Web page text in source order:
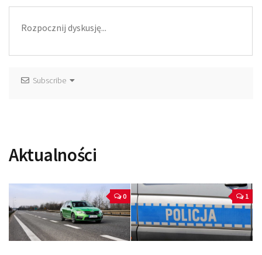
Subscribe
Aktualności
0 1